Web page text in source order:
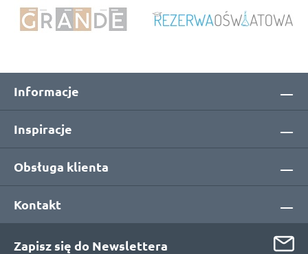
Informacje
Inspiracje
Obsługa klienta
Kontakt
Zapisz się do Newslettera